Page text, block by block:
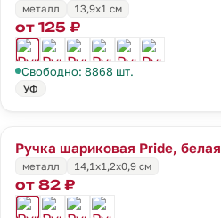
металл
13,9х1 см
от 125 ₽
Свободно: 8868 шт.
УФ
Ручка шариковая Pride, белая
металл
14,1х1,2х0,9 см
от 82 ₽